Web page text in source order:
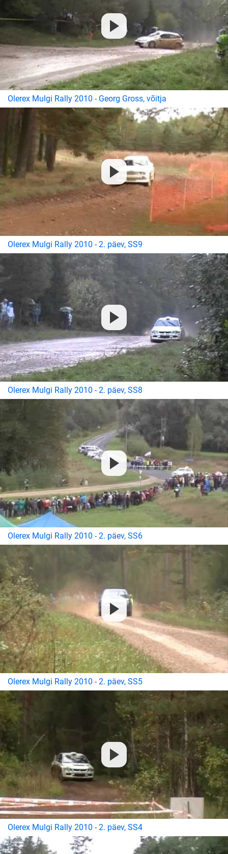
Olerex Mulgi Rally 2010 - Georg Gross, võitja
Olerex Mulgi Rally 2010 - 2. päev, SS9
Olerex Mulgi Rally 2010 - 2. päev, SS8
Olerex Mulgi Rally 2010 - 2. päev, SS6
Olerex Mulgi Rally 2010 - 2. päev, SS5
Olerex Mulgi Rally 2010 - 2. päev, SS4